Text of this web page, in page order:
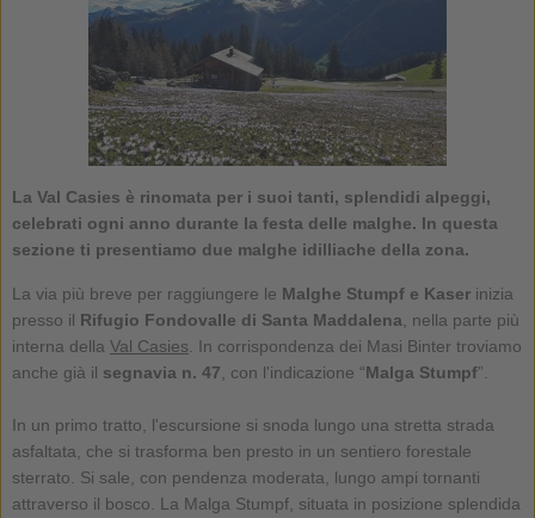
La Val Casies è rinomata per i suoi tanti, splendidi alpeggi,
celebrati ogni anno durante la festa delle malghe. In questa
sezione ti presentiamo due malghe idilliache della zona.
La via più breve per raggiungere le Malghe Stumpf e Kaserinizia
presso il Rifugio Fondovalle di Santa Maddalena , nella parte più
interna della Val Casies . In corrispondenza dei Masi Binter troviamo
anche già il segnavia n. 47 , con l'indicazione “Malga Stumpf”.
In un primo tratto, l'escursione si snoda lungo una stretta strada
asfaltata, che si trasforma ben presto in un sentiero forestale
sterrato. Si sale, con pendenza moderata, lungo ampi tornanti
attraverso il bosco. La Malga Stumpf, situata in posizione splendida